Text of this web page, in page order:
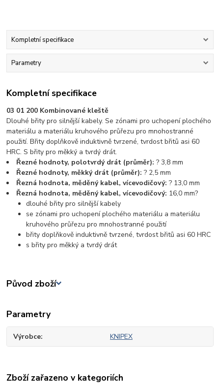
Kompletní specifikace
Parametry
Kompletní specifikace
03 01 200 Kombinované kleště
Dlouhé břity pro silnější kabely. Se zónami pro uchopení plochého
materiálu a materiálu kruhového průřezu pro mnohostranné
použití. Břity doplňkově induktivně tvrzené, tvrdost břitů asi 60
HRC. S břity pro měkký a tvrdý drát.
Řezné hodnoty, polotvrdý drát (průměr):? 3,8 mm
Řezné hodnoty, měkký drát (průměr):? 2,5 mm
Řezná hodnota, měděný kabel, vícevodičový:? 13,0 mm
Řezná hodnota, měděný kabel, vícevodičový: 16,0 mm?
dlouhé břity pro silnější kabely
se zónami pro uchopení plochého materiálu a materiálu
kruhového průřezu pro mnohostranné použití
břity doplňkově induktivně tvrzené, tvrdost břitů asi 60 HRC
s břity pro měkký a tvrdý drát
Původ zboží
Parametry
Výrobce KNIPEX
Zboží zařazeno v kategoriích